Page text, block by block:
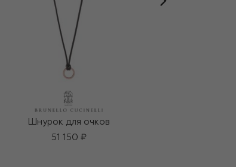
Шнурок для очков
51 150 ₽